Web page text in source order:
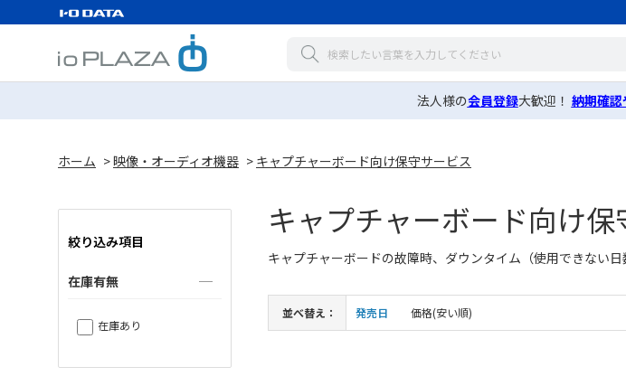
法人様の会員登録大歓迎！ 納期確
ホーム >映像・オーディオ機器 > キャプチャーボード向け保守サービス
絞り込み項目
在庫有無
在庫あり
キャプチャーボード向け保
キャプチャーボードの故障時、ダウンタイム（使用できない
並べ替え： 発売日 価格(安い順)